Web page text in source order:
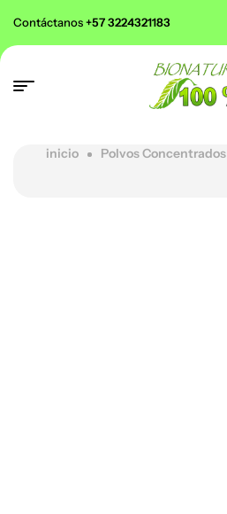
Contáctanos+57 3224321183
inicio Polvos Concentrados